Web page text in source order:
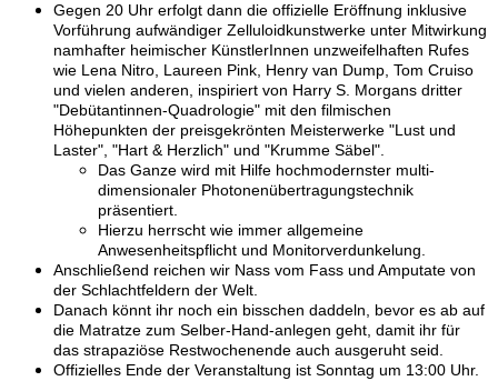
Gegen 20 Uhr erfolgt dann die offizielle Eröffnung inklusive
Vorführung aufwändiger Zelluloidkunstwerke unter Mitwirkung
namhafter heimischer KünstlerInnen unzweifelhaften Rufes
wie Lena Nitro, Laureen Pink, Henry van Dump, Tom Cruiso
und vielen anderen, inspiriert von Harry S. Morgans dritter
"Debütantinnen-Quadrologie" mit den filmischen
Höhepunkten der preisgekrönten Meisterwerke "Lust und
Laster", "Hart & Herzlich" und "Krumme Säbel".
Das Ganze wird mit Hilfe hochmodernster multi-
dimensionaler Photonenübertragungstechnik
präsentiert.
Hierzu herrscht wie immer allgemeine
Anwesenheitspflicht und Monitorverdunkelung.
Anschließend reichen wir Nass vom Fass und Amputate von
der Schlachtfeldern der Welt.
Danach könnt ihr noch ein bisschen daddeln, bevor es ab auf
die Matratze zum Selber-Hand-anlegen geht, damit ihr für
das strapaziöse Restwochenende auch ausgeruht seid.
Offizielles Ende der Veranstaltung ist Sonntag um 13:00 Uhr.